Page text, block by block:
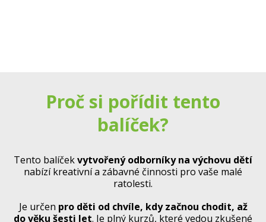
Proč si pořídit tento
balíček?
Tento balíčekvytvořený odborníky na výchovu dětí
nabízí kreativní a zábavné činnosti pro vaše malé
ratolesti.
Je určen pro děti od chvíle, kdy začnou chodit, až
do věku šesti let. Je plný kurzů, které vedou zkušené